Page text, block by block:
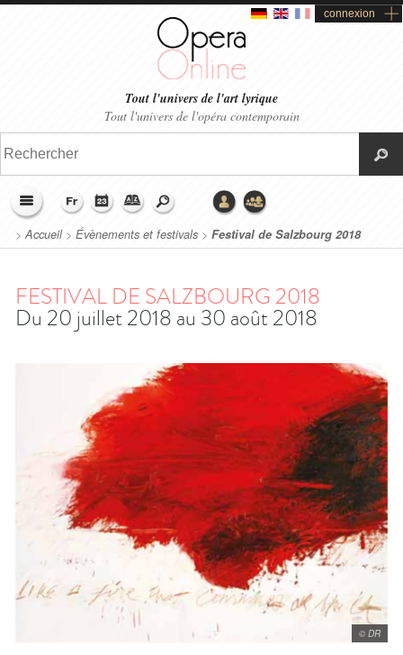
connexion
Tout l'univers de l'art lyrique
Tout l'univers de l'opéra contemporain
>Accueil> Évènements et festivals > Festival de Salzbourg 2018
FESTIVAL DE SALZBOURG 2018
Du 20 juillet 2018 au 30 août 2018
© DR